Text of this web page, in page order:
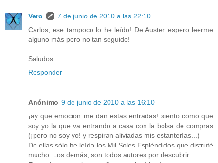
Vero
7 de junio de 2010 a las 22:10
Carlos, ese tampoco lo he leído! De Auster espero leerme
alguno más pero no tan seguido!
Saludos,
Responder
Anónimo 9 de junio de 2010 a las 16:10
¡ay que emoción me dan estas entradas! siento como que
soy yo la que va entrando a casa con la bolsa de compras
(¡pero no soy yo! y respiran aliviadas mis estanterías...)
De ellas sólo he leído los Mil Soles Espléndidos que disfruté
mucho. Los demás, son todos autores por descubrir.